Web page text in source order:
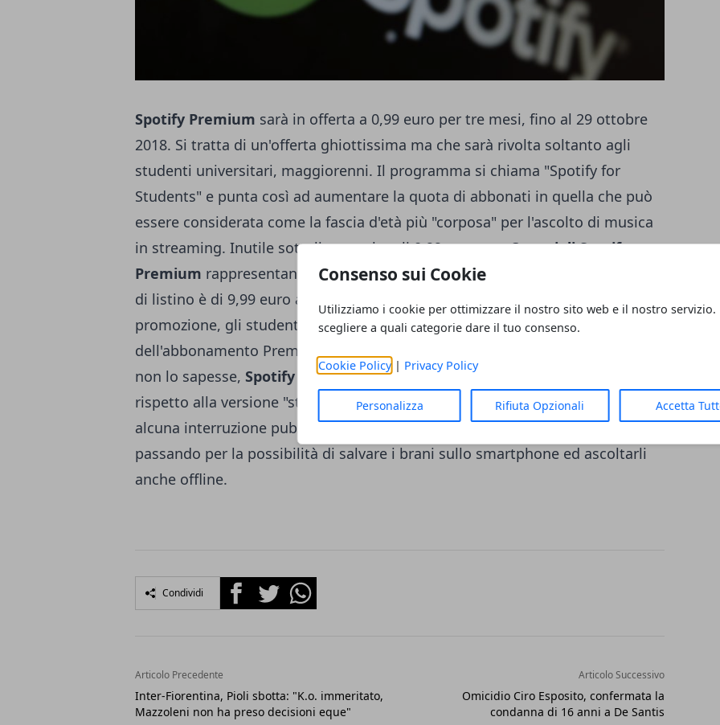
Consenso sui Cookie
Utilizziamo i cookie per ottimizzare il nostro sito web e il nostro servizio.
scegliere a quali categorie dare il tuo consenso.
Cookie Policy| Privacy Policy
Personalizza Rifiuta Opzionali Accetta
Spotify Premium sarà in offerta a 0,99 euro per tre mesi, fino al 29 ottobre
2018. Si tratta di un'offerta ghiottissima ma che sarà rivolta soltanto agli
studenti universitari, maggiorenni. Il programma si chiama "Spotify for
Students" e punta così ad aumentare la quota di abbonati in quella che può
essere considerata come la fascia d'età più "corposa" per l'ascolto di musica
in streaming. Inutile sottolineare che gli0,99 euro per 3 mesi di Spotify
Premium rappresentano una tariffa particolarmente vantaggiosa: il prezzo
di listino è di 9,99 euro al mese. Non solo: alla fine dei tre mesi di
promozione, gli studenti universitari potranno continuare ad usufruire
dell'abbonamento Premium a metà prezzo (4,99 euro/mese). Per chi ancora
non lo sapesse, Spotify Premiumporta con sé una serie di vantaggi
rispetto alla versione "standard": dall'ascolto di brani illimitati e senza
alcuna interruzione pubblicitaria, alla qualità audio di più alto livello,
passando per la possibilità di salvare i brani sullo smartphone ed ascoltarli
anche offline.
Condividi FacebookTwitterWhatsapp
Articolo Precedente
Inter-Fiorentina, Pioli sbotta: "K.o. immeritato,
Mazzoleni non ha preso decisioni eque"
Articolo Successivo
Omicidio Ciro Esposito, confermata la
condanna di 16 anni a De Santis